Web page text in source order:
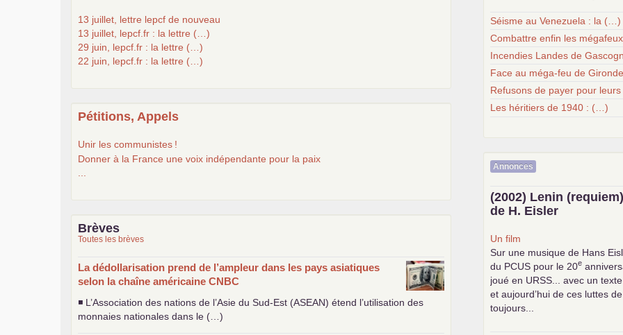
13 juillet, lettre lepcf de nouveau
13 juillet, lepcf.fr : la lettre (…)
29 juin, lepcf.fr : la lettre (…)
22 juin, lepcf.fr : la lettre (…)
Pétitions, Appels
Unir les communistes !
Donner à la France une voix indépendante pour la paix
Brèves
Toutes les brèves
La dédollarisation prend de l’ampleur dans les pays asiatiques
selon la chaîne américaine CNBC
◾ L’Association des nations de l’Asie du Sud-Est (ASEAN) étend l’utilisation des
monnaies nationales dans le (…)
Séisme au Venezuela : la (…)
Combattre enfin les mégafeux
Incendies Landes de
Face au méga-feu de
Refusons de payer pour leurs
Les héritiers de 1940 : (…)
Annonces
(2002) Lenin
de H. Eisler
Un film
Sur une musique de Hans
du PCUS pour le 20e
joué en URSS ... avec un
et aujourd’hui de ces luttes
toujours...